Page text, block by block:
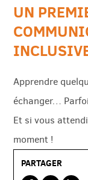
UN
Apprendre
échanger…
Et si vous
moment !
PARTAGER